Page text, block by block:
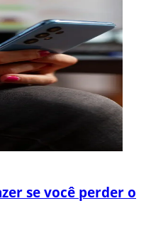
se você perder o